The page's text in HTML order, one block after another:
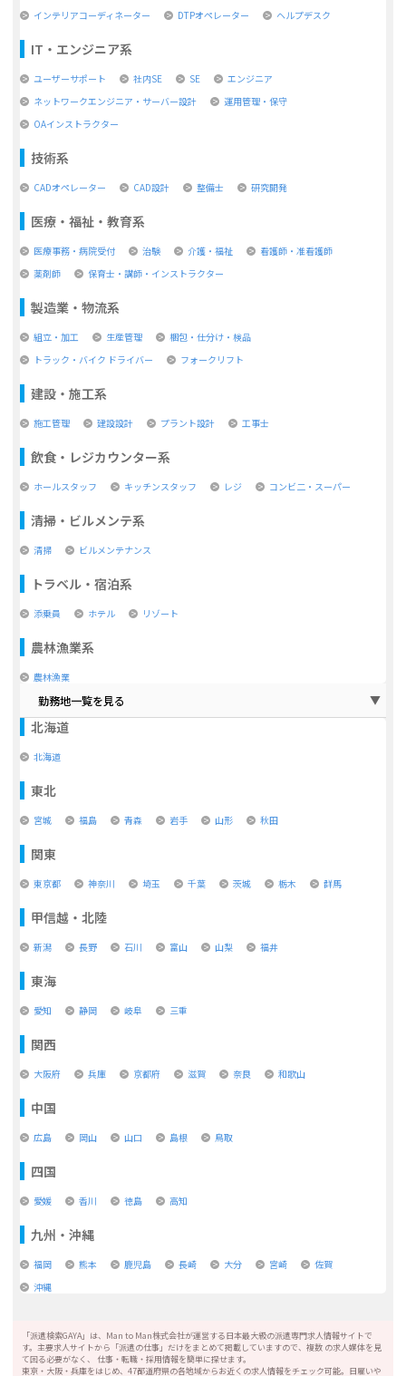
インテリアコーディネーター
DTPオペレーター ヘルプデスク
IT・エンジニア系
ユーザーサポート 社内SE SE
エンジニア
ネットワークエンジニア・サーバー設計
運用管理・保守
OAインストラクター
技術系
CADオペレーター CAD設計 整備士 研究開発
医療・福祉・教育系
医療事務・病院受付 治験 介護・福祉
看護師・准看護師
薬剤師
保育士・講師・インストラクター
製造業・物流系
組立・加工 生産管理
梱包・仕分け・検品
トラック・バイク ドライバー
フォークリフト
建設・施工系
施工管理 建設設計 プラント設計 工事士
飲食・レジカウンター系
ホールスタッフ キッチンスタッフ レジ コンビ二・スーパー
清掃・ビルメンテ系
清掃 ビルメンテナンス
トラベル・宿泊系
添乗員 ホテル リゾート
農林漁業系
農林漁業
勤務地一覧を見る
北海道
北海道
東北
宮城 福島 青森 岩手 山形 秋田
関東
東京都 神奈川 埼玉 千葉 茨城 栃木 群馬
甲信越・北陸
新潟 長野 石川 富山 山梨 福井
東海
愛知 静岡 岐阜 三重
関西
大阪府 兵庫 京都府 滋賀 奈良 和歌山
中国
広島 岡山 山口 島根 鳥取
四国
愛媛 香川 徳島 高知
九州・沖縄
福岡 熊本 鹿児島 長崎 大分 宮崎
佐賀
沖縄
「派遣検索GAYA」は、Man to Man株式会社が運営する日本最大級の派遣専門求人情報サイトで
す。主要求人サイトから「派遣の仕事」だけをまとめて掲載していますので、複数 の求人媒体を見
て回る必要がなく、 仕事・転職・採用情報を簡単に探せます。
東京・大阪・兵庫をはじめ、47都道府県の各地域からお近くの求人情報をチェック可能。日雇いや